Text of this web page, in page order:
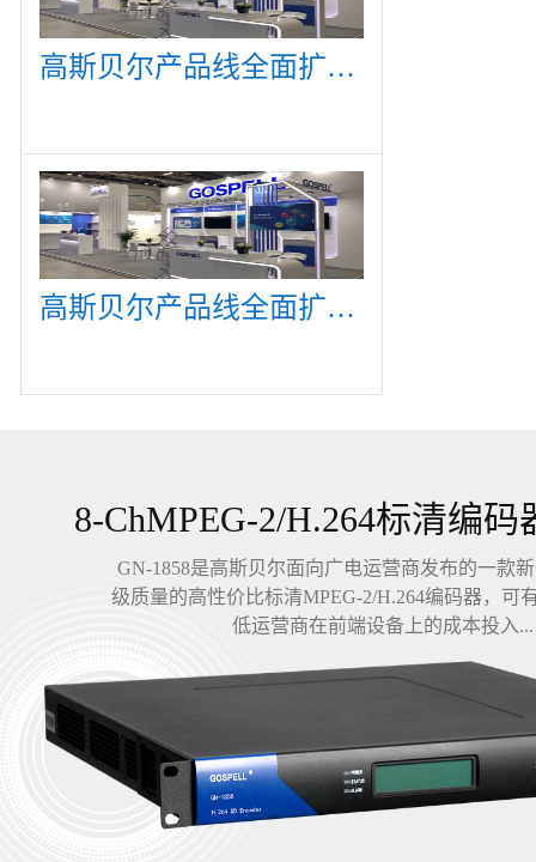
高斯贝尔产品线全面扩展，众多新产品亮相CommunicAsia 2019
高斯贝尔产品线全面扩展，众多新产品亮相CommunicAsia 2019
8-ChMPEG-2/H.264标清编码
GN-1858是高斯贝尔面向广电运营商发布的一款
级质量的高性价比标清MPEG-2/H.264编码器，可
低运营商在前端设备上的成本投入...